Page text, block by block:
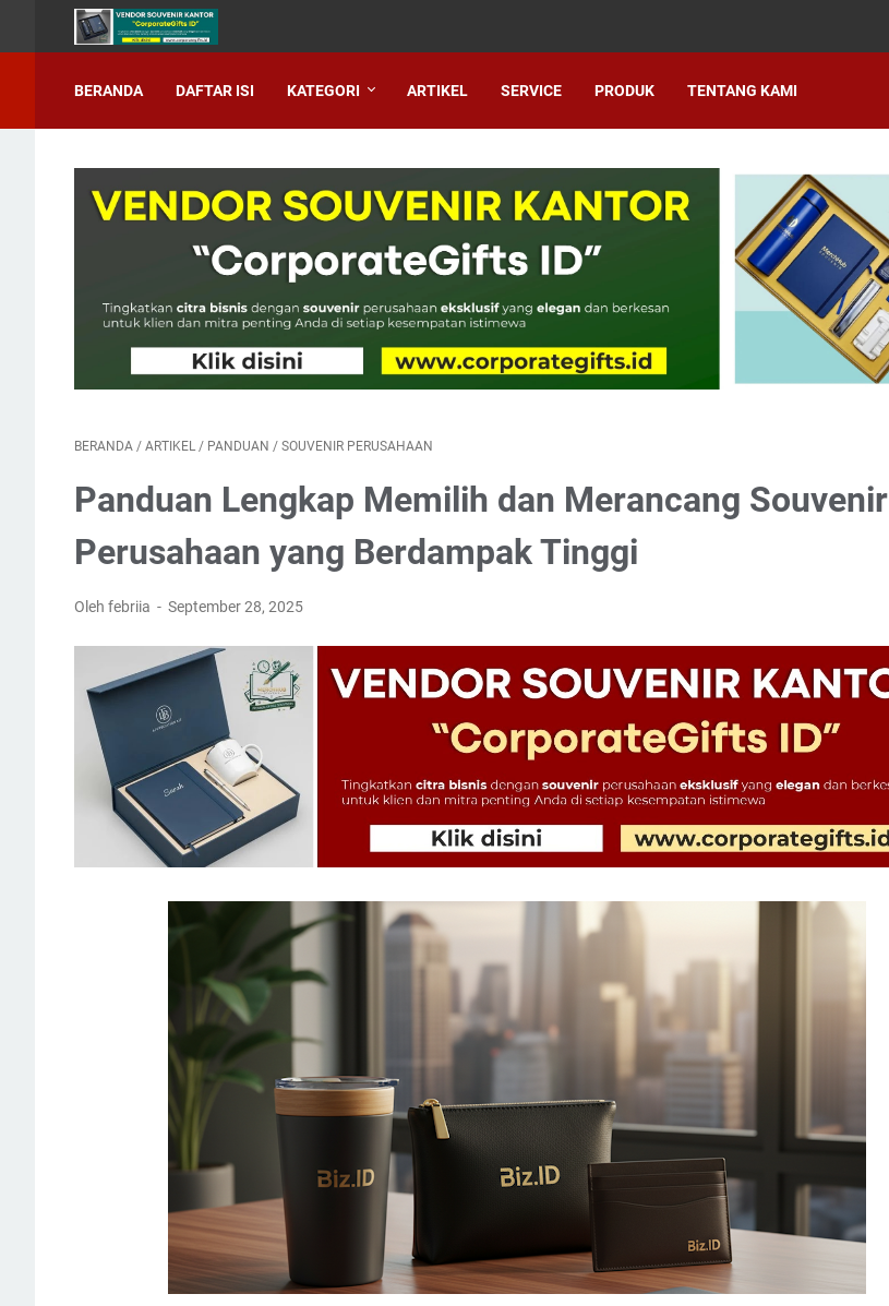
BERANDA DAFTAR ISI KATEGORI ARTIKEL SERVICE PRODUK TENTANG KAMI
BERANDA / ARTIKEL / PANDUAN / SOUVENIR PERUSAHAAN
Panduan Lengkap Memilih dan Merancang Souvenir
Perusahaan yang Berdampak Tinggi
Oleh febriia September 28, 2025